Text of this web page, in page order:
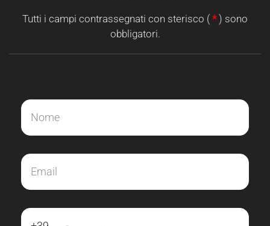
Tutti i campi contrassegnati con sterisco ( *) sono
obbligatori.